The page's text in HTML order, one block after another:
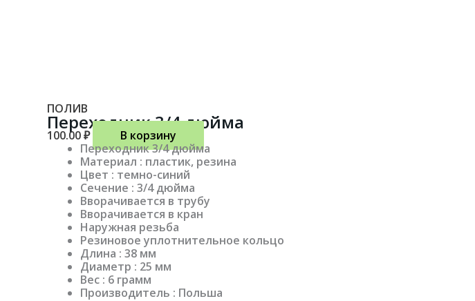
ПОЛИВ
Переходник 3/4 дюйма
100.00₽
В корзину
Переходник 3/4 дюйма
Материал : пластик, резина
Цвет : темно-синий
Сечение : 3/4 дюйма
Вворачивается в трубу
Вворачивается в кран
Наружная резьба
Резиновое уплотнительное кольцо
Длина : 38 мм
Диаметр : 25 мм
Вес : 6 грамм
Производитель : Польша